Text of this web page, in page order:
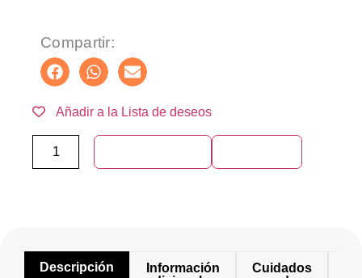
Compartir:
Añadir a la Lista de deseos
Descripción
Información
Cuidados